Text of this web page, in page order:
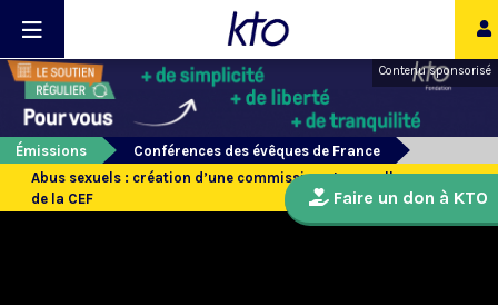
Contenu sponsorisé
Émissions
Conférences des évêques de France
Abus sexuels : création d’une commission et nouvelles mesures
de la CEF
Faire un don à KTO